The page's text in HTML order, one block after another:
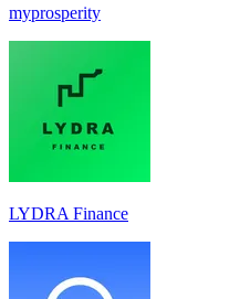
myprosperity
LYDRA Finance